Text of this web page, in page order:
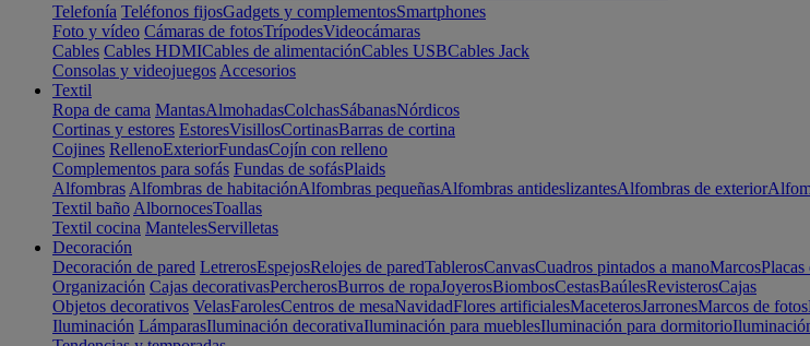
Telefonía Teléfonos fijosGadgets y complementosSmartphones
Foto y vídeo Cámaras de fotosTrípodesVideocámaras
Cables Cables HDMICables de alimentaciónCables USBCables Jack
Consolas y videojuegos Accesorios
Textil
Ropa de cama MantasAlmohadasColchasSábanasNórdicos
Cortinas y estores EstoresVisillosCortinasBarras de cortina
Cojines RellenoExteriorFundasCojín con relleno
Complementos para sofás Fundas de sofásPlaids
Alfombras Alfombras de habitaciónAlfombras pequeñasAlfombras antideslizantesAlfombras de exterior
Textil baño AlbornocesToallas
Textil cocina MantelesServilletas
Decoración
Decoración de pared LetrerosEspejosRelojes de paredTablerosCanvasCuadros pintados a manoMarcosPlacas
Organización Cajas decorativasPercherosBurros de ropaJoyerosBiombosCestasBaúlesRevisterosCajas
Objetos decorativos VelasFarolesCentros de mesaNavidadFlores artificialesMaceterosJarronesMarcos de fotos
Iluminación LámparasIluminación decorativaIluminación para mueblesIluminación para dormitorio